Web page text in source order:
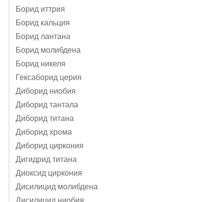
Борид иттрия
Борид кальция
Борид лантана
Борид молибдена
Борид никеля
Гексаборид церия
Диборид ниобия
Диборид тантала
Диборид титана
Диборид хрома
Диборид циркония
Дигидрид титана
Диоксид циркония
Дисилицид молибдена
Дисилицид ниобия